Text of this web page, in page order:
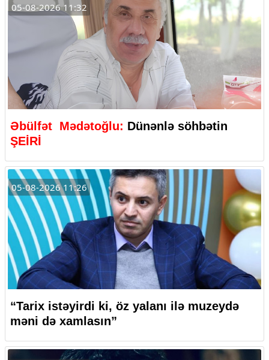
05-08-2026 11:32
Əbülfət Mədətoğlu: Dünənlə söhbətin
ŞEİRİ
05-08-2026 11:26
“Tarix istəyirdi ki, öz yalanı ilə muzeydə
məni də xamlasın”